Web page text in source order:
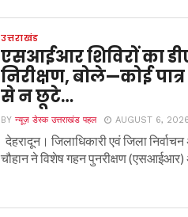
उत्तराखंड
एसआईआर शिविरों का
निरीक्षण, बोले—कोई
से न छूटे…
BYन्यूज़ डेस्क उत्तराखंड पहल AUGUST 6, 2026
देहरादून। जिलाधिकारी एवं जिला
चौहान ने विशेष गहन पुनरीक्षण (एसआईआर)